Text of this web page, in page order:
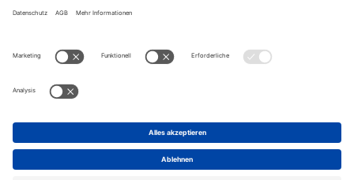
Bestellwiderruf